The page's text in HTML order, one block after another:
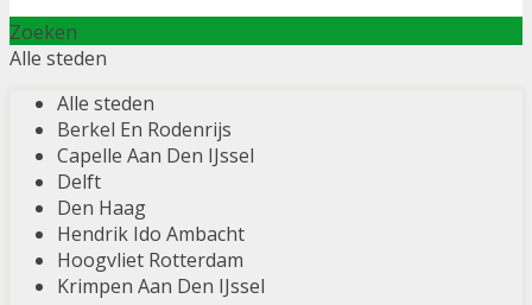
Zoeken
Alle steden
Alle steden
Berkel En Rodenrijs
Capelle Aan Den IJssel
Delft
Den Haag
Hendrik Ido Ambacht
Hoogvliet Rotterdam
Krimpen Aan Den IJssel